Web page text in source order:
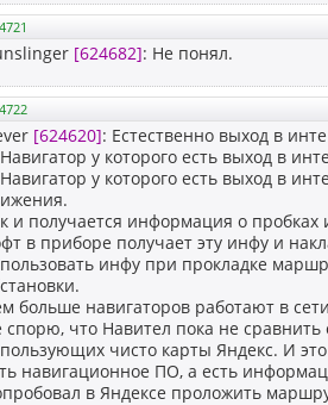
[624682]: Не понял.
[624620]: Естественно выход в
у которого есть выход в
у которого есть выход в
и получается информация о
в приборе получает эту инфу и
инфу при прокладке
больше навигаторов работают в
спорю, что Навител пока не
чисто карты Яндекс. И
навигационное ПО, а есть
в Яндексе проложить